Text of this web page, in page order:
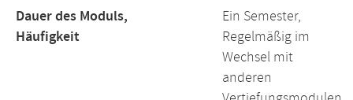
Dauer des Moduls,
Häufigkeit
Ein Semester,
Regelmäßig im
Wechsel mit
anderen